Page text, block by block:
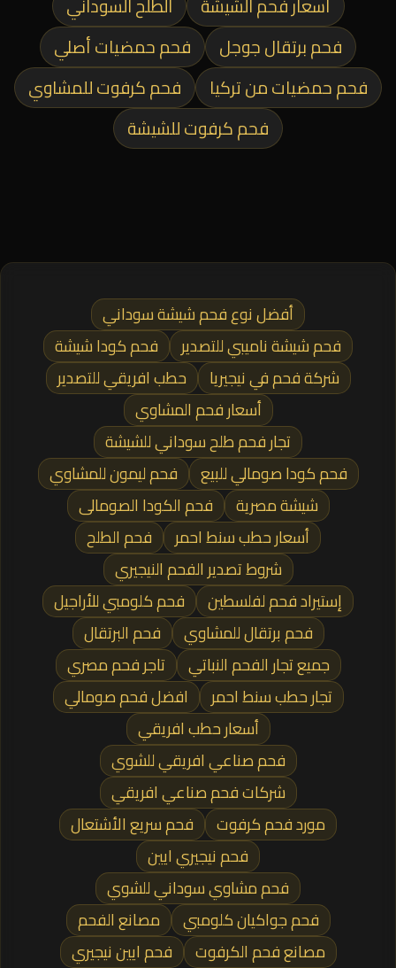
فحم برتقال جوجل
فحم حمضيات أصلي
فحم حمضيات من تركيا
فحم كرفوت للمشاوي
فحم كرفوت للشيشة
أفضل نوع فحم شيشة سوداني
فحم شيشة ناميبي للتصدير
فحم كودا شيشة
شركة فحم في نيجيريا
حطب افريقي للتصدير
أسعار فحم المشاوي
تجار فحم طلح سوداني للشيشة
فحم كودا صومالي للبيع
فحم ليمون للمشاوي
شيشة مصرية
فحم الكودا الصومالى
أسعار حطب سنط احمر
فحم الطلح
شروط تصدير الفحم النيجيري
إستيراد فحم لفلسطين
فحم كلومبي للأراجيل
فحم برتقال للمشاوي
فحم البرتقال
جميع تجار الفحم النباتي
تاجر فحم مصري
تجار حطب سنط احمر
افضل فحم صومالي
أسعار حطب افريقي
فحم صناعي افريقي للشوي
شركات فحم صناعي افريقي
مورد فحم كرفوت
فحم سريع الأشتعال
فحم نيجيري ايين
فحم مشاوي سوداني للشوي
فحم جواكيان كلومبي
مصانع الفحم
مصانع فحم الكرفوت
فحم ايين نيجيري